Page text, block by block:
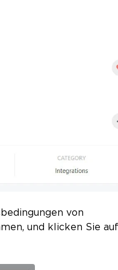
von
und klicken Sie auf